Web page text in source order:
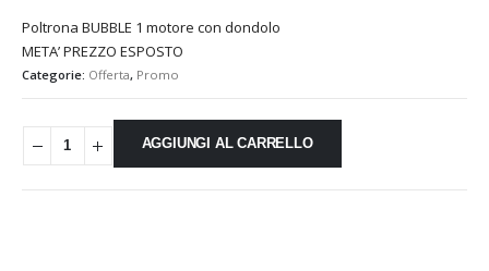
prezzo
originale
era:
1.690,00 €.950,00 €.
Poltrona BUBBLE 1 motore con dondolo
META’ PREZZO ESPOSTO
Categorie: Offerta, Promo
AGGIUNGI AL CARRELLO